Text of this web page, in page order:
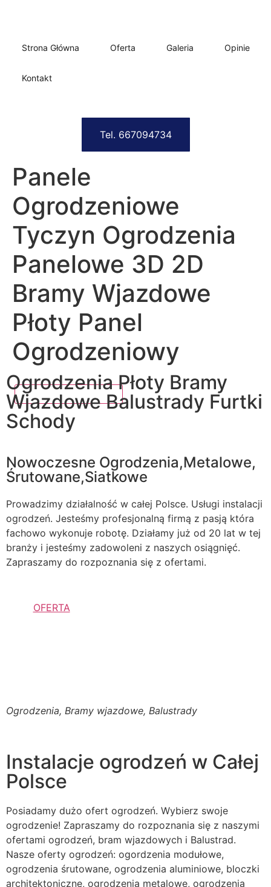
Strona Główna Oferta Galeria Opinie
Kontakt
Tel. 667094734
Panele
Ogrodzeniowe
Tyczyn Ogrodzenia
Panelowe 3D 2D
Bramy Wjazdowe
Płoty Panel
Ogrodzeniowy
Ogrodzenia Płoty Bramy
Wjazdowe Balustrady Furtki
Schody
Nowoczesne Ogrodzenia,Metalowe,
Śrutowane,Siatkowe
Prowadzimy działalność w całej Polsce. Usługi instalacji
ogrodzeń. Jesteśmy profesjonalną firmą z pasją która
fachowo wykonuje robotę. Działamy już od 20 lat w tej
branży i jesteśmy zadowoleni z naszych osiągnięć.
Zapraszamy do rozpoznania się z ofertami.
OFERTA
Ogrodzenia, Bramy wjazdowe, Balustrady
Instalacje ogrodzeń w Całej
Polsce
Posiadamy dużo ofert ogrodzeń. Wybierz swoje
ogrodzenie! Zapraszamy do rozpoznania się z naszymi
ofertami ogrodzeń, bram wjazdowych i Balustrad.
Nasze oferty ogrodzeń: ogordzenia modułowe,
ogrodzenia śrutowane, ogrodzenia aluminiowe, bloczki
architektoniczne, ogrodzenia metalowe, ogrodzenia